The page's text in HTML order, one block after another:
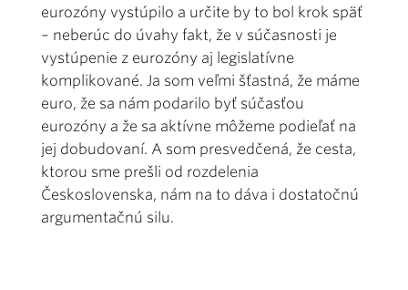
eurozóny vystúpilo a určite by to bol krok späť
– neberúc do úvahy fakt, že v súčasnosti je
vystúpenie z eurozóny aj legislatívne
komplikované. Ja som veľmi šťastná, že máme
euro, že sa nám podarilo byť súčasťou
eurozóny a že sa aktívne môžeme podieľať na
jej dobudovaní. A som presvedčená, že cesta,
ktorou sme prešli od rozdelenia
Československa, nám na to dáva i dostatočnú
argumentačnú silu.